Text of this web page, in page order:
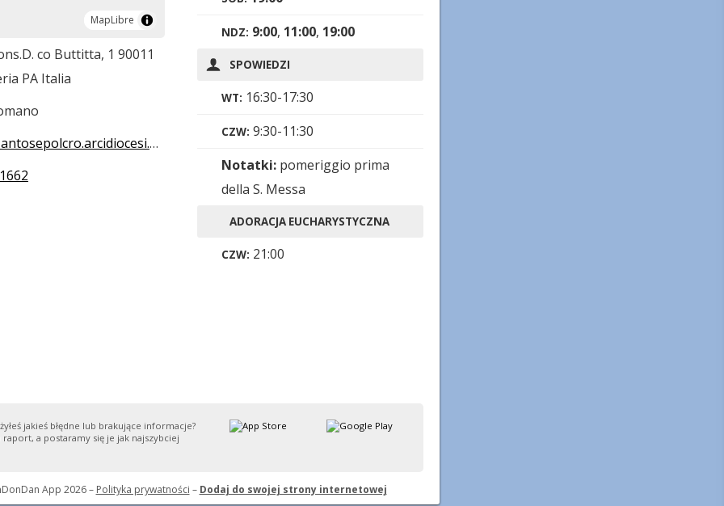
MapLibre
MapLibre
co Buttitta, 1 90011
PA Italia
NDZ: 9:00, 11:00, 19:00
SPOWIEDZI
WT: 16:30-17:30
CZW: 9:30-11:30
Notatki: pomeriggio prima
della S. Messa
ADORACJA EUCHARYSTYCZNA
CZW: 21:00
jakieś błędne lub brakujące informacje?
raport, a postaramy się je jak najszybciej
App 2026 – Polityka prywatności – Dodaj do swojej strony internetowej